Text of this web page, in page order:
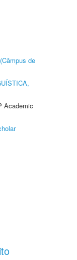
de
Academic